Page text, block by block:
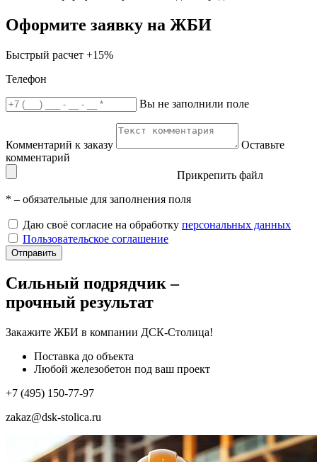
Оформите заявку на ЖБИ
Быстрый расчет +15%
Телефон
Вы не заполнили поле
Комментарий к заказу
Оставьте
комментарий
Прикрепить файл
* – обязательные для заполнения поля
Даю своё согласие на обработку персональных данных
Пользовательское соглашение
Отправить
Сильный подрядчик –
прочный результат
Закажите ЖБИ в компании ДСК-Столица!
Поставка до объекта
Любой железобетон под ваш проект
+7 (495) 150-77-97
zakaz@dsk-stolica.ru